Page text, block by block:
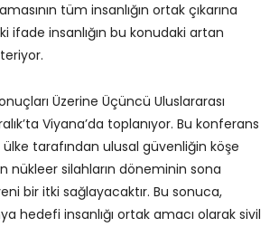
tüm insanlığın ortak çıkarına
ifade insanlığın bu konudaki artan
Üzerine Üçüncü Uluslararası
Viyana’da toplanıyor. Bu konferans
ülke tarafından ulusal güvenliğin köşe
nükleer silahların döneminin sona
bir itki sağlayacaktır. Bu sonuca,
hedefi insanlığı ortak amacı olarak sivil